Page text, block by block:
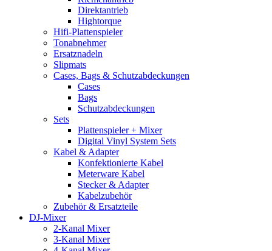
Direktantrieb
Hightorque
Hifi-Plattenspieler
Tonabnehmer
Ersatznadeln
Slipmats
Cases, Bags & Schutzabdeckungen
Cases
Bags
Schutzabdeckungen
Sets
Plattenspieler + Mixer
Digital Vinyl System Sets
Kabel & Adapter
Konfektionierte Kabel
Meterware Kabel
Stecker & Adapter
Kabelzubehör
Zubehör & Ersatzteile
DJ-Mixer
2-Kanal Mixer
3-Kanal Mixer